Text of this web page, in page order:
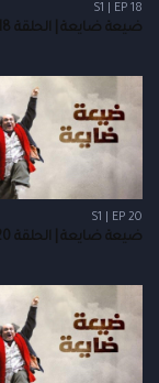
S1 | EP 18
ضيعة ضايعة | الحلقة 18
S1 | EP 20
ضيعة ضايعة | الحلقة 20